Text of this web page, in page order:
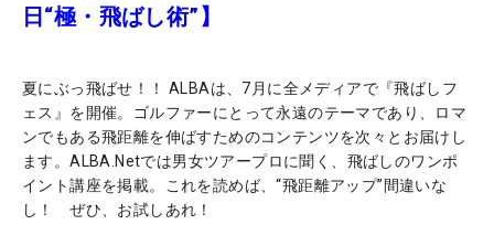
日“極・飛ばし術”】
夏にぶっ飛ばせ！！ ALBAは、7月に全メディアで『飛ばしフ
ェス』を開催。ゴルファーにとって永遠のテーマであり、ロマ
ンでもある飛距離を伸ばすためのコンテンツを次々とお届けし
ます。ALBA.Netでは男女ツアープロに聞く、飛ばしのワンポ
イント講座を掲載。これを読めば、“飛距離アップ”間違いな
し！ ぜひ、お試しあれ！